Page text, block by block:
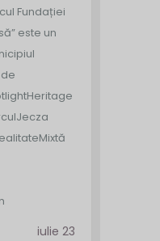
Fundației
este un
iulie 23